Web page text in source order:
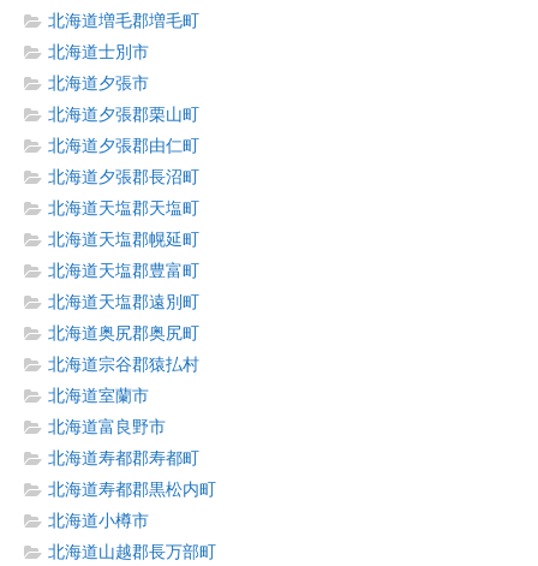
北海道増毛郡増毛町
北海道士別市
北海道夕張市
北海道夕張郡栗山町
北海道夕張郡由仁町
北海道夕張郡長沼町
北海道天塩郡天塩町
北海道天塩郡幌延町
北海道天塩郡豊富町
北海道天塩郡遠別町
北海道奥尻郡奥尻町
北海道宗谷郡猿払村
北海道室蘭市
北海道富良野市
北海道寿都郡寿都町
北海道寿都郡黒松内町
北海道小樽市
北海道山越郡長万部町